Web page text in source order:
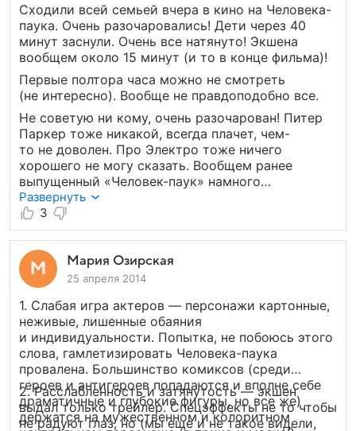
Сходили всей семьей вчера в кино на Человека-
паука. Очень разочаровались! Дети через 40
минут заснули. Очень все натянуто! Экшена
вообщем около 15 минут (и то в конце фильма)!
Первые полтора часа можно не смотреть
(не интересно). Вообще не правдоподобно все.
Не советую ни кому, очень разочарован! Питер
Паркер тоже никакой, всегда плачет, чем-
то не доволен. Про Электро тоже ничего
хорошего не могу сказать. Вообщем ранее
выпущенный «Человек-паук» намного
интереснее. Там хоть актеры с душой играют,
а здесь как-то совсем все «слабо».
Развернуть
3
Мария Озирская
25 апреля 2014
1. Слабая игра актеров — персонажи картонные,
неживые, лишенные обаяния
и индивидуальности. Попытка, не побоюсь этого
слова, гамлетизировать Человека-паука
провалена. Большинство комиксов (среди
героев и антигероев попадаются и вполне себе
драматичные и глубокие фигуры, но все же)
держатся на мужественном и колоритном
2. Расслабленность и затянутость — экшен
выдал только трейлер. Спецэффекты не то чтобы
не радуют глаз, но (мы еще и не такое видели,